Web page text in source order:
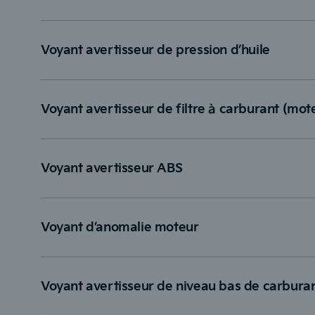
Voyant avertisseur de pression d’huile
Voyant avertisseur de filtre à carburant
Voyant avertisseur ABS
Voyant d’anomalie moteur
Voyant avertisseur de niveau bas de